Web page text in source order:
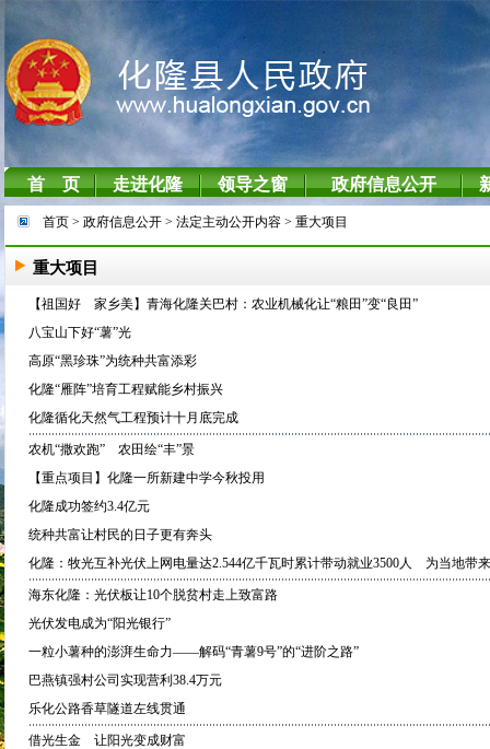
首页 > 政府信息公开 > 法定主动公开内容 > 重大项目
重大项目
【祖国好 家乡美】青海化隆关巴村：农业机械化让“粮田”变“良田”
八宝山下好“薯”光
高原“黑珍珠”为统种共富添彩
化隆“雁阵”培育工程赋能乡村振兴
化隆循化天然气工程预计十月底完成
农机“撒欢跑” 农田绘“丰”景
【重点项目】化隆一所新建中学今秋投用
化隆成功签约3.4亿元
统种共富让村民的日子更有奔头
化隆：牧光互补光伏上网电量达2.544亿千瓦时累计带动就业3500人 为当地带
海东化隆：光伏板让10个脱贫村走上致富路
光伏发电成为“阳光银行”
一粒小薯种的澎湃生命力——解码“青薯9号”的“进阶之路”
巴燕镇强村公司实现营利38.4万元
乐化公路香草隧道左线贯通
借光生金 让阳光变成财富